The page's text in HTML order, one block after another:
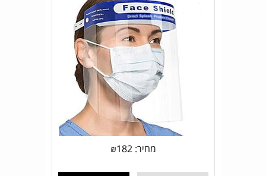
מחיר: ₪182